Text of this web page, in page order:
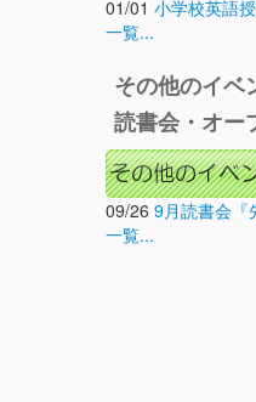
01/01 小学校英語
一覧...
その他のイベ
読書会・オー
09/26 9月読書会『
一覧...